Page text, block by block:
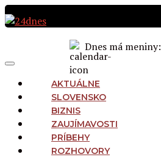
Preskočiť
na
Dnes má meniny:
NAVIGATION
Menu
AKTUÁLNE
SLOVENSKO
BIZNIS
ZAUJÍMAVOSTI
PRÍBEHY
ROZHOVORY